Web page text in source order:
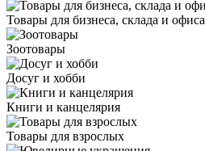
Товары для бизнеса, склада и офиса
Зоотовары
Досуг и хобби
Книги и канцелярия
Товары для взрослых